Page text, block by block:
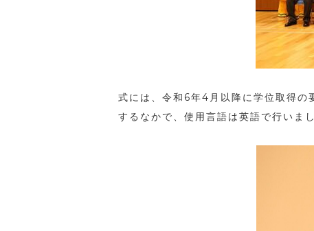
式には、令和 6年4 月以降に学位取得の
するなかで、使用言語は英語で行いまし